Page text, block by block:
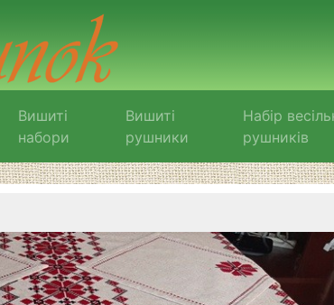
Вишиті
набори
Вишиті
рушники
Набір
рушників